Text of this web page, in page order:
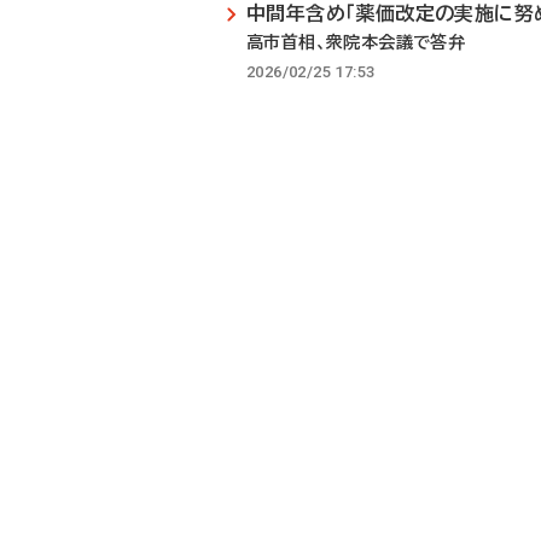
中間年含め「薬価改定の実施に努
高市首相、衆院本会議で答弁
2026/02/25 17:53